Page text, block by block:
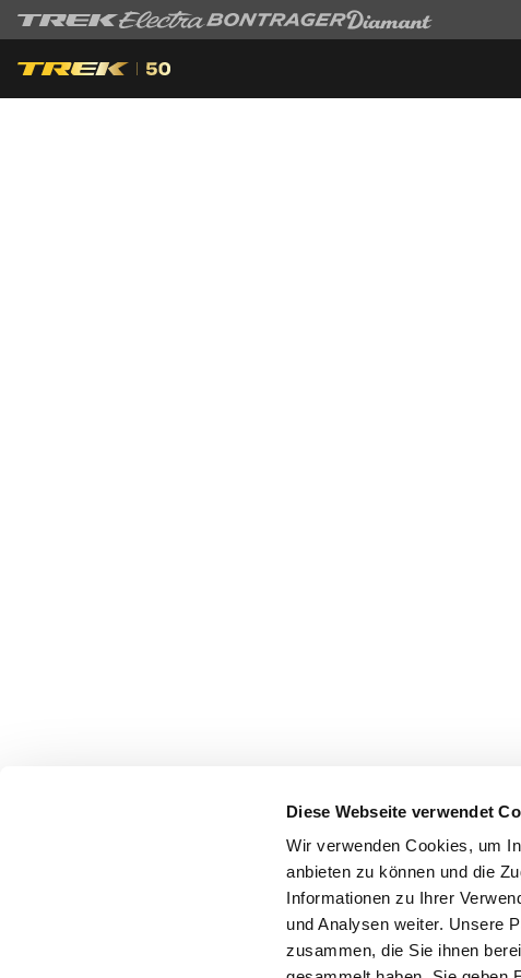
Diese Webseite verwendet
Wir verwenden Cookies, um
anbieten zu können und die
Informationen zu Ihrer
und Analysen weiter. Unsere
zusammen, die Sie ihnen